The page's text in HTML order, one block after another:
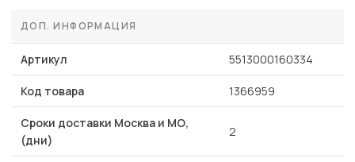
ДОП. ИНФОРМАЦИЯ
Артикул 5513000160334
Код товара 1366959
Сроки доставки Москва и МО,
(дни)
2